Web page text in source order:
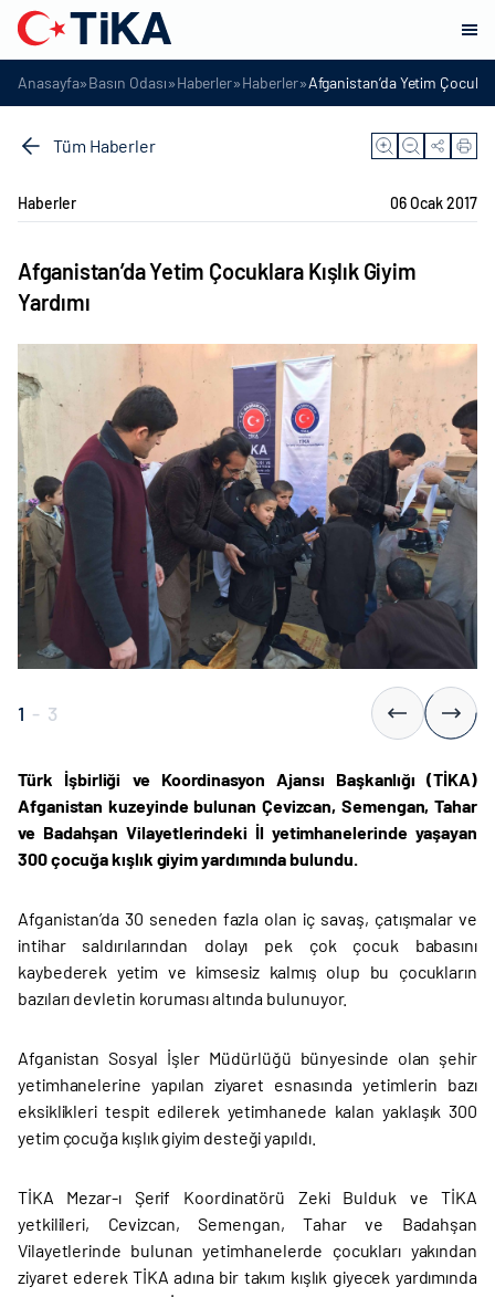
Anasayfa»Basın Odası»Haberler»Haberler»Afganistan’da Yetim
Tüm Haberler
Haberler 06 Ocak 2017
Afganistan’da Yetim Çocuklara Kışlık Giyim
Yardımı
1 - 3
Türk İşbirliği ve Koordinasyon Ajansı Başkanlığı (TİKA)
Afganistan kuzeyinde bulunan Çevizcan, Semengan, Tahar
ve Badahşan Vilayetlerindeki İl yetimhanelerinde yaşayan
300 çocuğa kışlık giyim yardımında bulundu.
Afganistan’da 30 seneden fazla olan iç savaş, çatışmalar ve
intihar saldırılarından dolayı pek çok çocuk babasını
kaybederek yetim ve kimsesiz kalmış olup bu çocukların
bazıları devletin koruması altında bulunuyor.
Afganistan Sosyal İşler Müdürlüğü bünyesinde olan şehir
yetimhanelerine yapılan ziyaret esnasında yetimlerin bazı
eksiklikleri tespit edilerek yetimhanede kalan yaklaşık 300
yetim çocuğa kışlık giyim desteği yapıldı.
TİKA Mezar-ı Şerif Koordinatörü Zeki Bulduk ve TİKA
yetkilileri, Cevizcan, Semengan, Tahar ve Badahşan
Vilayetlerinde bulunan yetimhanelerde çocukları yakından
ziyaret ederek TİKA adına bir takım kışlık giyecek yardımında